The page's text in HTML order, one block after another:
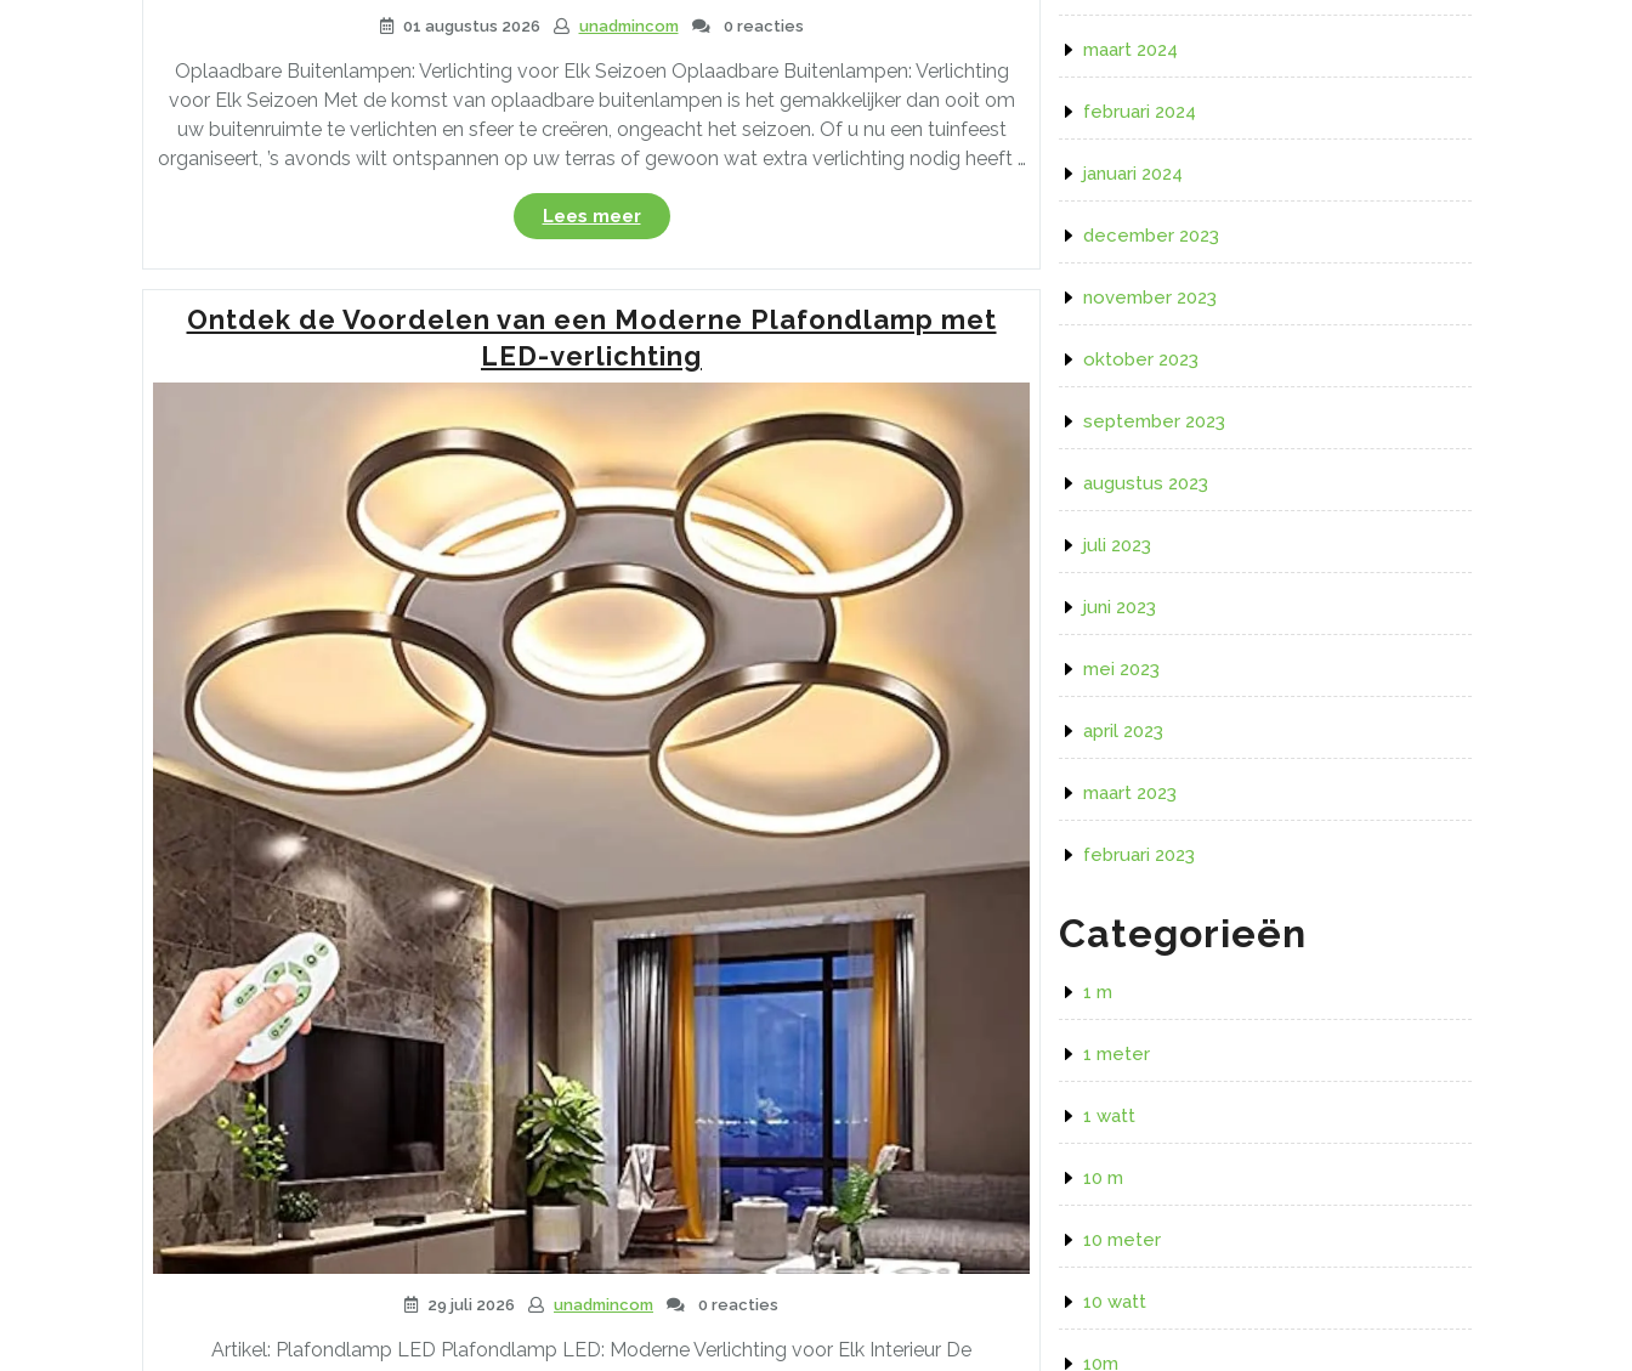
01 augustus 2026 unadmincom 0 reacties
Oplaadbare Buitenlampen: Verlichting voor Elk Seizoen Oplaadbare Buitenlampen: Verlichting
voor Elk Seizoen Met de komst van oplaadbare buitenlampen is het gemakkelijker dan ooit om
uw buitenruimte te verlichten en sfeer te creëren, ongeacht het seizoen. Of u nu een tuinfeest
organiseert, ’s avonds wilt ontspannen op uw terras of gewoon wat extra verlichting nodig heeft …
Lees meer“Ontdek
de
Voordelen
van
Oplaadbare
Buitenlampen
voor
Buitenruimte”
Ontdek de Voordelen van een Moderne Plafondlamp met
LED-verlichting
29 juli 2026 unadmincom 0 reacties
Artikel: Plafondlamp LED Plafondlamp LED: Moderne Verlichting voor Elk Interieur De
maart 2024
februari 2024
januari 2024
december 2023
november 2023
oktober 2023
september 2023
augustus 2023
juli 2023
juni 2023
mei 2023
april 2023
maart 2023
februari 2023
Categorieën
1 m
1 meter
1 watt
10 m
10 meter
10 watt
10m